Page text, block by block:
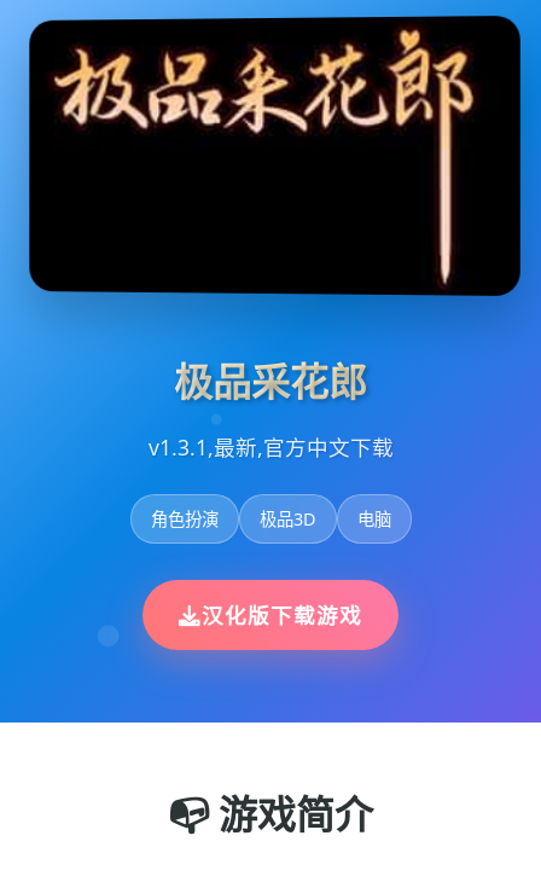
极品采花郎
v1.3.1,最新,官方中文下载
角色扮演 极品3D 电脑
汉化版下载游戏
📭 游戏简介